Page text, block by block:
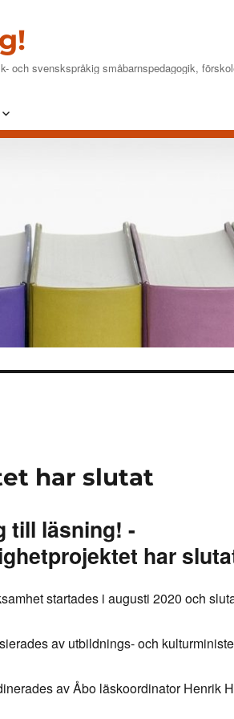
och svenskspråkig småbarnspedagogik,
har slutat
till läsning! -
har
startades i augusti 2020 och
av utbildnings- och
av Åbo läskoordinator Henrik